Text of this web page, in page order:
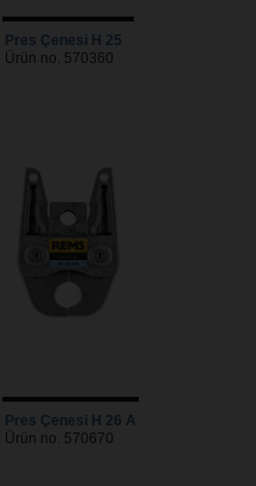
Pres Çenesi H 25
Ürün no. 570360
Pres Çenesi H 26 A
Ürün no. 570670